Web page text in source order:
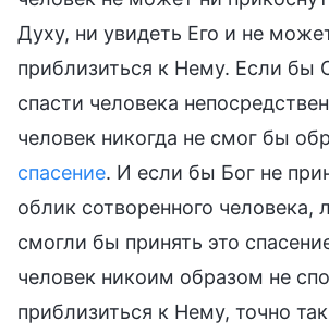
Духу, ни увидеть Его и не
приблизиться к Нему. Если бы
спасти человека
человек никогда не смог бы
спасение. И если бы Бог не
облик сотворенного человека,
смогли бы принять это
человек никоим образом не
приблизиться к Нему, точно